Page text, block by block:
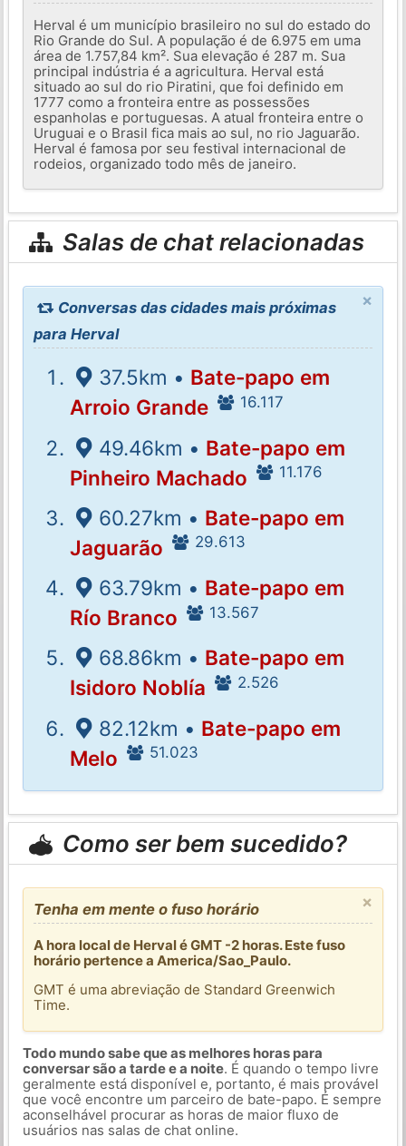
Herval é um município brasileiro no sul do estado do
Rio Grande do Sul. A população é de 6.975 em uma
área de 1.757,84 km². Sua elevação é 287 m. Sua
principal indústria é a agricultura. Herval está
situado ao sul do rio Piratini, que foi definido em
1777 como a fronteira entre as possessões
espanholas e portuguesas. A atual fronteira entre o
Uruguai e o Brasil fica mais ao sul, no rio Jaguarão.
Herval é famosa por seu festival internacional de
rodeios, organizado todo mês de janeiro.
Salas de chat relacionadas
×
Conversas das cidades mais próximas
para Herval
37.5km • Bate-papo em
Arroio Grande
16.117
49.46km • Bate-papo em
Pinheiro Machado
11.176
60.27km • Bate-papo em
Jaguarão
29.613
63.79km • Bate-papo em
Río Branco
13.567
68.86km • Bate-papo em
Isidoro Noblía
2.526
82.12km • Bate-papo em
Melo
51.023
Como ser bem sucedido?
×
Tenha em mente o fuso horário
A hora local de Herval é GMT -2 horas. Este fuso
horário pertence a America/Sao_Paulo.
GMT é uma abreviação de Standard Greenwich
Time.
Todo mundo sabe que as melhores horas para
conversar são a tarde e a noite. É quando o tempo livre
geralmente está disponível e, portanto, é mais provável
que você encontre um parceiro de bate-papo. É sempre
aconselhável procurar as horas de maior fluxo de
usuários nas salas de chat online.